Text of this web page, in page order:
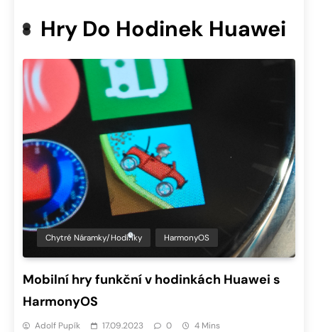
Hry Do Hodinek Huawei
Chytré Náramky/hodinky HarmonyOS
Mobilní hry funkční v hodinkách Huawei s
HarmonyOS
Adolf Pupík 17.09.2023 0 4 Mins